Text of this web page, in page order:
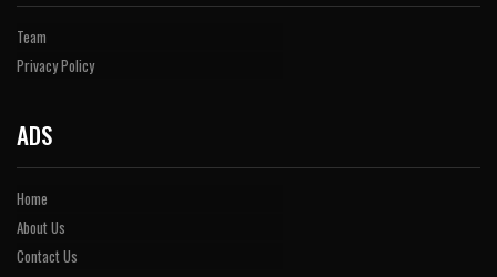
Team
Privacy Policy
ADS
Home
About Us
Contact Us